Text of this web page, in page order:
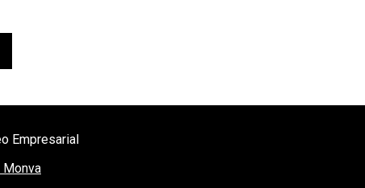
Empresarial